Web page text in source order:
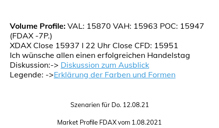
Volume Profile: VAL: 15870 VAH: 15963 POC: 15947
(FDAX -7P.)
XDAX Close 15937 I 22 Uhr Close CFD: 15951
Ich wünsche allen einen erfolgreichen Handelstag
Diskussion:-> Diskussion zum Ausblick
Legende: ->Erklärung der Farben und Formen
Szenarien für Do. 12.08.21
Market Profile FDAX vom 1.08.2021